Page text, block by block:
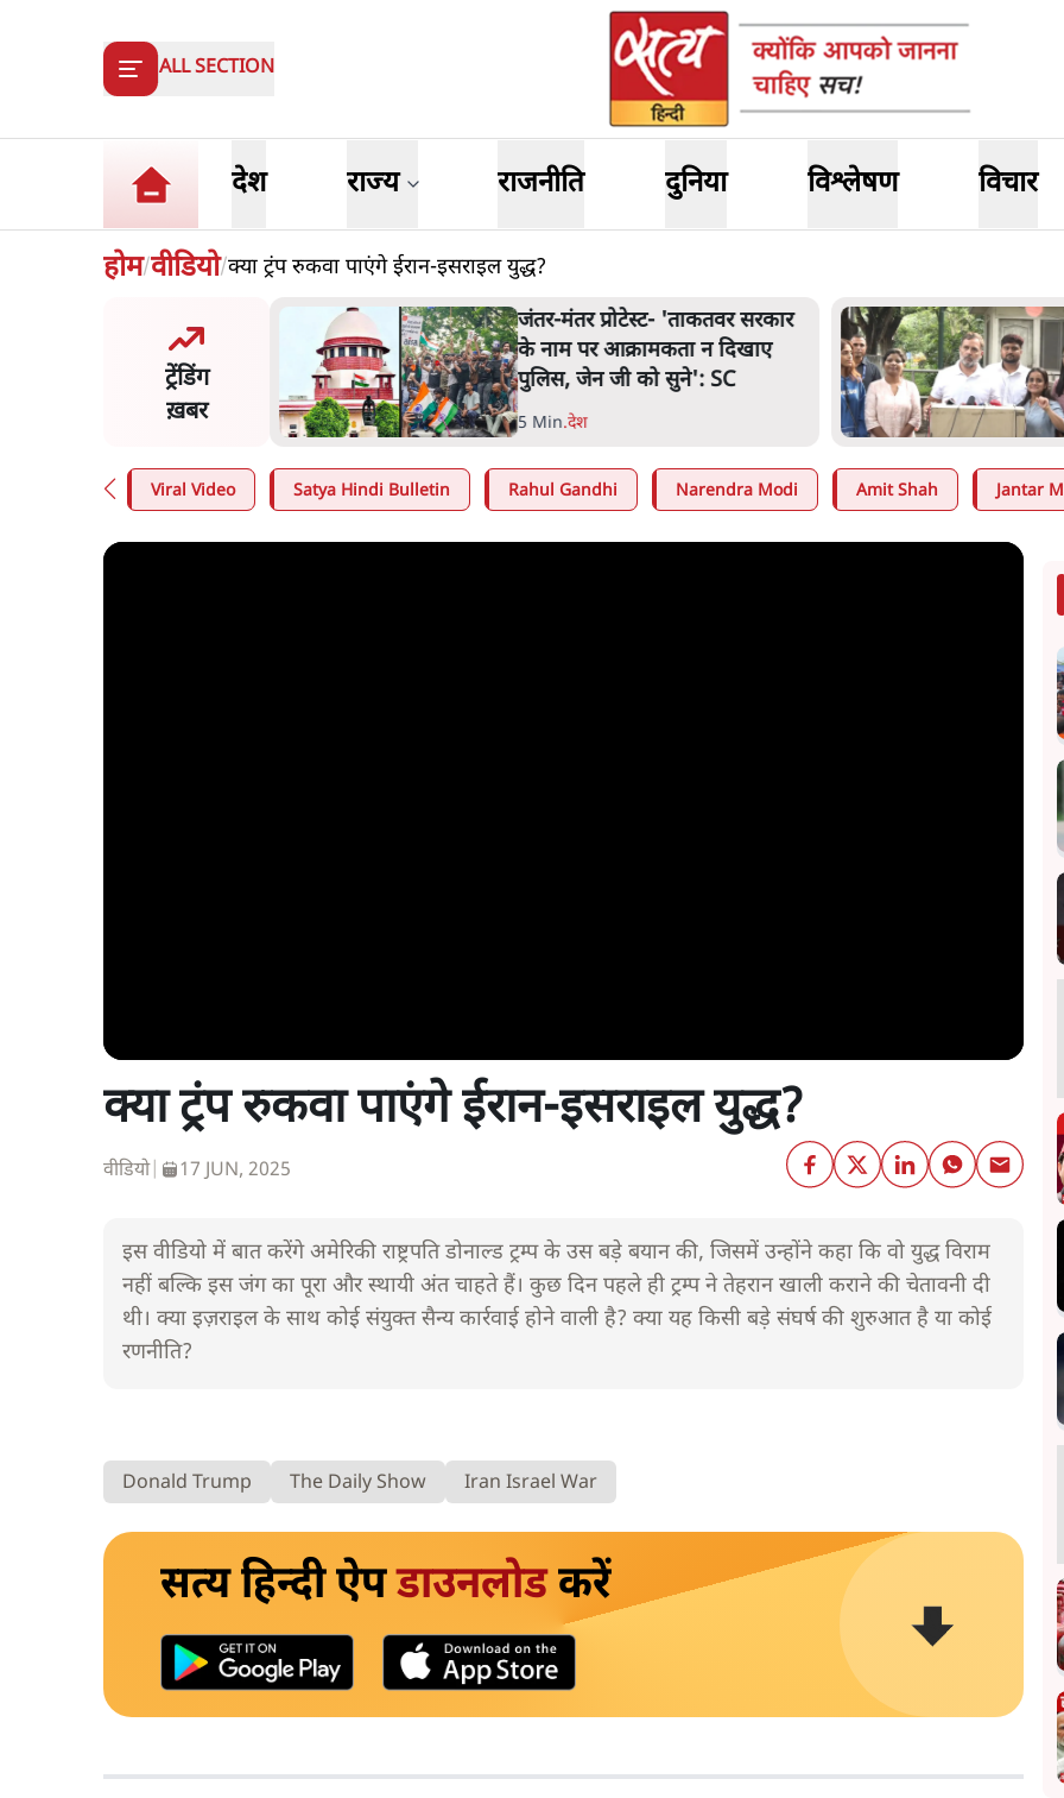
ALL SECTION
देश राज्य राजनीति दुनिया विश्लेषण विचार
होम/वीडियो/क्या ट्रंप रुकवा पाएंगे ईरान-इसराइल युद्ध?
ट्रेंडिंग
ख़बर
जंतर-मंतर प्रोटेस्ट- 'ताकतवर सरकार
के नाम पर आक्रामकता न दिखाए
पुलिस, जेन जी को सुने': SC
देश
जंतर मंतर प्रोटेस्ट: 'युवाओं को
प्रताड़ित किया जा रहा है, पर मोदी-
शाह में बोलने की हिम्मत नहीं'- राहुल
Viral Video Satya Hindi Bulletin Rahul Gandhi Narendra Modi Amit Shah Jantar
क्या ट्रंप रुकवा पाएंगे ईरान-इसराइल युद्ध?
वीडियो| 17 JUN, 2025
इस वीडियो में बात करेंगे अमेरिकी राष्ट्रपति डोनाल्ड ट्रम्प के उस बड़े बयान की, जिसमें उन्होंने कहा कि वो युद्ध विराम
नहीं बल्कि इस जंग का पूरा और स्थायी अंत चाहते हैं। कुछ दिन पहले ही ट्रम्प ने तेहरान खाली कराने की चेतावनी दी
थी। क्या इज़राइल के साथ कोई संयुक्त सैन्य कार्रवाई होने वाली है? क्या यह किसी बड़े संघर्ष की शुरुआत है या कोई
रणनीति?
Donald Trump The Daily Show Iran Israel War
सत्य हिन्दी ऐपडाउनलोडकरें